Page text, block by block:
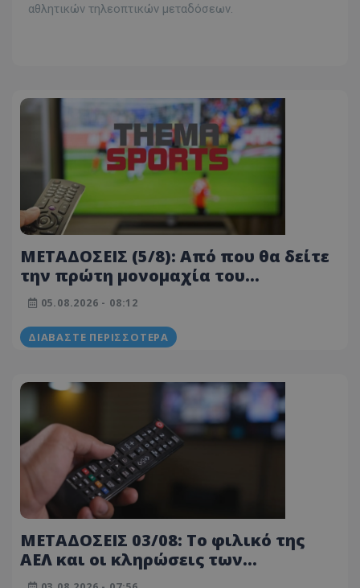
αθλητικών τηλεοπτικών μεταδόσεων.
ΜΕΤΑΔΟΣΕΙΣ (5/8): Από που θα δείτε
την πρώτη μονομαχία του
ΑΠΟΛΛΩΝΑ με την Μπραν!
05.08.2026 - 08:12
ΔΙΑΒΆΣΤΕ ΠΕΡΙΣΣΌΤΕΡΑ
ΜΕΤΑΔΟΣΕΙΣ 03/08: Το φιλικό της
ΑΕΛ και οι κληρώσεις των
Κυπριακών ομάδων στην Ευρώπη!